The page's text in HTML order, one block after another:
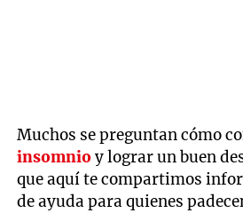
Muchos se preguntan cómo
insomnioy lograr un buen
que aquí te compartimos
de ayuda para quienes